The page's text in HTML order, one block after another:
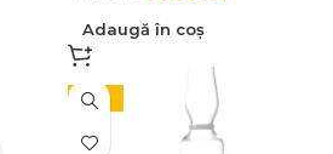
Adaugă în coș
-10%